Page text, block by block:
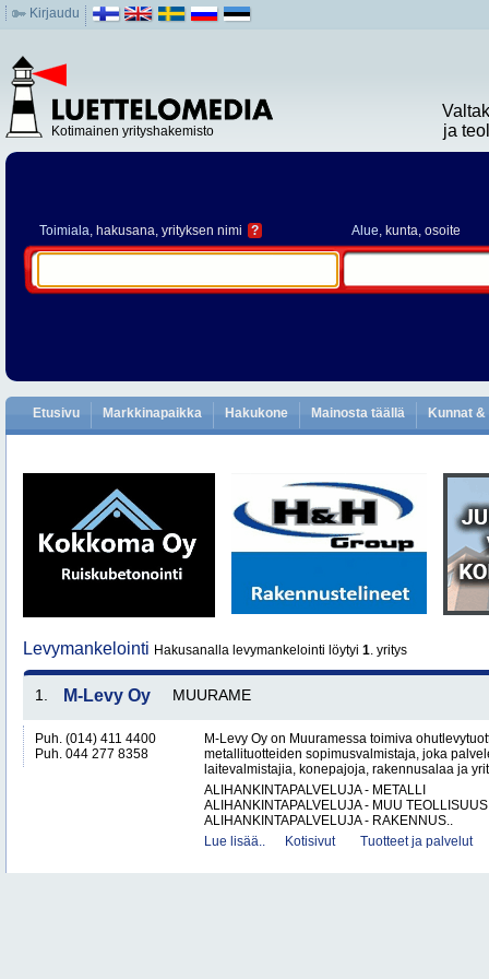
Kirjaudu
Kotimainen yrityshakemisto
ja
Toimiala, hakusana, yrityksen nimi ? Alue, kunta, osoite
Etusivu Markkinapaikka Hakukone Mainosta täällä Kunnat
Levymankelointi Hakusanalla levymankelointi löytyi 1. yritys
1. M-Levy Oy MUURAME
Puh. (014) 411 4400
Puh. 044 277 8358
M-Levy Oy on Muuramessa toimiva
metallituotteiden sopimusvalmistaja, joka
laitevalmistajia, konepajoja, rakennusalaa ja
ALIHANKINTAPALVELUJA - METALLI
ALIHANKINTAPALVELUJA - MUU TEOLLISUUS
ALIHANKINTAPALVELUJA - RAKENNUS..
Lue lisää..
Kotisivut Tuotteet ja palvelut